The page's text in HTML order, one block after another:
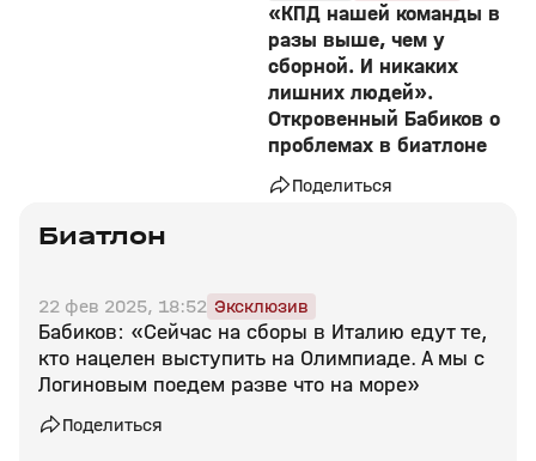
«КПД нашей команды в
разы выше, чем у
сборной. И никаких
лишних людей».
Откровенный Бабиков о
проблемах в биатлоне
Поделиться
Биатлон
22 фев 2025, 18:52 Эксклюзив
Бабиков: «Сейчас на сборы в Италию едут те,
кто нацелен выступить на Олимпиаде. А мы с
Логиновым поедем разве что на море»
Поделиться